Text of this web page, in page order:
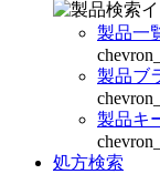
製品一
製品ブ
製品キ
処方検索